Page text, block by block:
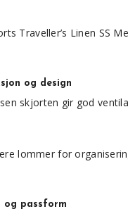
Traveller’s Linen SS
og design
skjorten gir god
lommer for
og passform